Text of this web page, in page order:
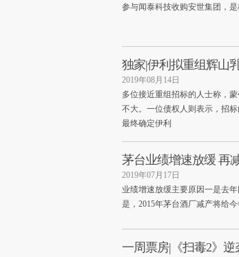
参与闻泰科技收购安世集团，
独家|伊利拟重组辉山
2019年08月14日
多位接近重组招标的人士称，
不大。一位债权人则表示，招
最终确定伊利
茅台业绩增速放缓 再
2019年07月17日
业绩增速放缓主要原因一是去
是，2015年茅台酒厂减产将给
一周票房|《扫毒2》